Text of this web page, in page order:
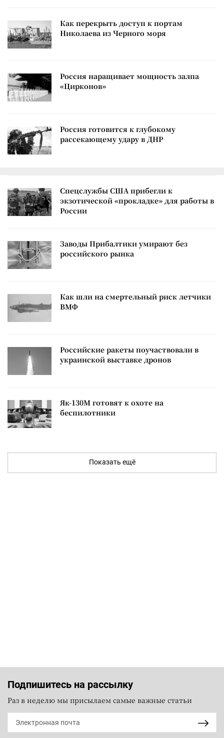
Как перекрыть доступ к портам
Николаева из Черного моря
Россия наращивает мощность залпа
«Цирконов»
Россия готовится к глубокому
рассекающему удару в ДНР
Спецслужбы США прибегли к
экзотической «прокладке» для работы в
России
Заводы Прибалтики умирают без
российского рынка
Как шли на смертельный риск летчики
ВМФ
Российские ракеты поучаствовали в
украинской выставке дронов
Як-130М готовят к охоте на
беспилотники
Показать ещё
Подпишитесь на рассылку
Раз в неделю мы присылаем самые важные статьи